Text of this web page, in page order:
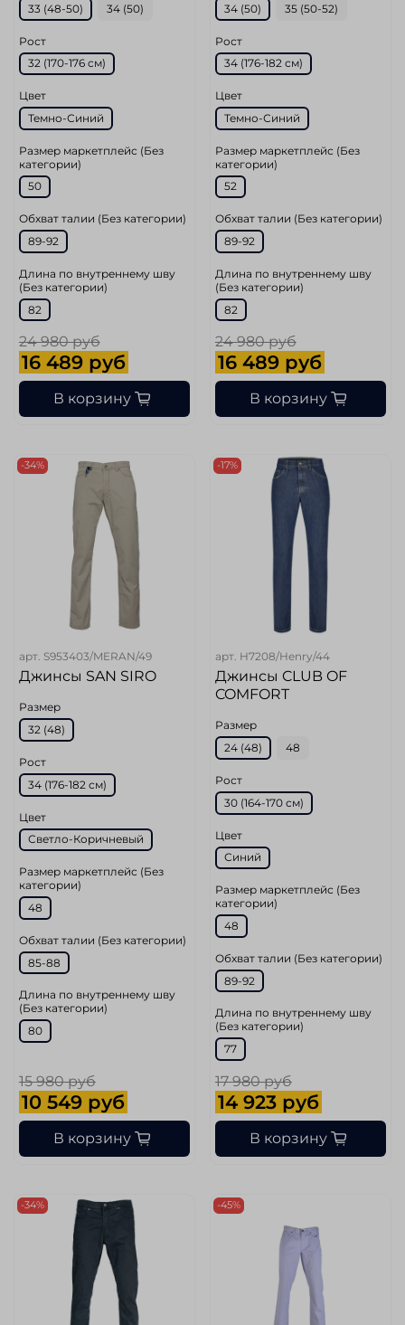
33 (48-50)
34 (50)
Рост
32 (170-176 cм)
Цвет
Темно-Синий
Размер маркетплейс (Без
категории)
50
Обхват талии (Без категории)
89-92
Длина по внутреннему шву
(Без категории)
82
24 980 руб
16 489 руб
В корзину
34 (50)
35 (50-52)
Рост
34 (176-182 см)
Цвет
Темно-Синий
Размер маркетплейс (Без
категории)
52
Обхват талии (Без категории)
89-92
Длина по внутреннему шву
(Без категории)
82
24 980 руб
16 489 руб
В корзину
-34%
арт. S953403/MERAN/49
Джинсы SAN SIRO
Размер
32 (48)
Рост
34 (176-182 см)
Цвет
Светло-Коричневый
Размер маркетплейс (Без
категории)
48
Обхват талии (Без категории)
85-88
Длина по внутреннему шву
(Без категории)
80
15 980 руб
10 549 руб
В корзину
-17%
арт. H7208/Henry/44
Джинсы CLUB OF
COMFORT
Размер
24 (48)
48
Рост
30 (164-170 см)
Цвет
Синий
Размер маркетплейс (Без
категории)
48
Обхват талии (Без категории)
89-92
Длина по внутреннему шву
(Без категории)
77
17 980 руб
14 923 руб
В корзину
-34% -45%